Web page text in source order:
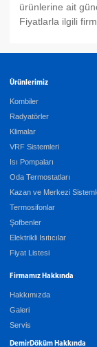
ürünlerine ait
Fiyatlarla ilgili
Ürünlerimiz
Kombiler
Radyatörler
Klimalar
VRF Sistemleri
Isı Pompaları
Oda Termostatları
Kazan ve Merkezi
Termosifonlar
Şofbenler
Elektrikli Isıtıcılar
Fiyat Listesi
Firmamız Hakkında
Hakkımızda
Galeri
Servis
DemirDöküm Hakkında